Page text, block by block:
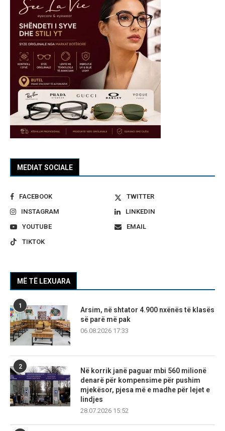
MEDIAT SOCIALE
FACEBOOK
TWITTER
INSTAGRAM
LINKEDIN
YOUTUBE
EMAIL
TIKTOK
MË TË LEXUARA
1
Arsim, në shtator 4.900 nxënës të klasës
së parë më pak
06.08.2026 17:33
2
Në korrik janë paguar mbi 560 milionë
denarë për kompensime për pushim
mjekësor, pjesa më e madhe për lejet e
lindjes
28.07.2026 15:52